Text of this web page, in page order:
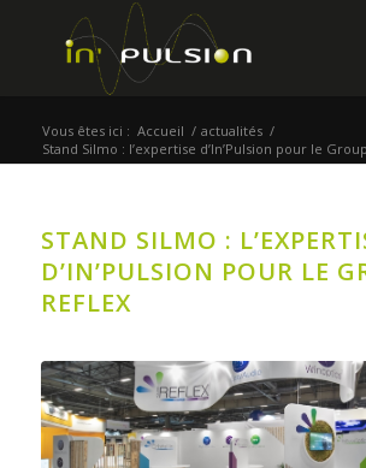
Vous êtes ici : Accueil / actualités /
Stand Silmo : l’expertise d’In’Pulsion pour le
STAND SILMO :
D’IN’PULSION POUR LE
REFLEX